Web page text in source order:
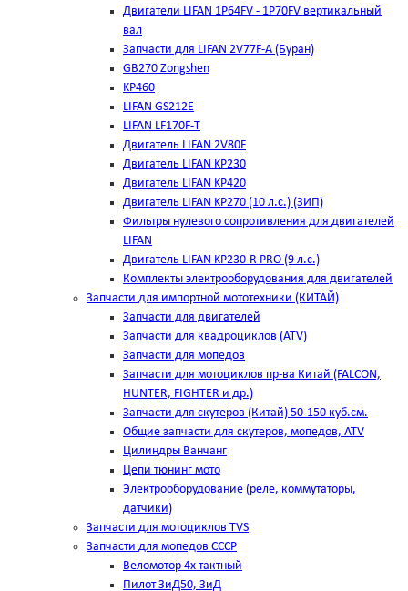
Двигатели LIFAN 1Р64FV - 1Р70FV вертикальный
вал
Запчасти для LIFAN 2V77F-A (Буран)
GB270 Zongshen
KP460
LIFAN GS212E
LIFAN LF170F-T
Двигатель LIFAN 2V80F
Двигатель LIFAN KP230
Двигатель LIFAN KP420
Двигатель LIFAN KP270 (10 л.с.) (ЗИП)
Фильтры нулевого сопротивления для двигателей
LIFAN
Двигатель LIFAN KP230-R PRO (9 л.с.)
Комплекты электрооборудования для двигателей
Запчасти для импортной мототехники (КИТАЙ)
Запчасти для двигателей
Запчасти для квадроциклов (ATV)
Запчасти для мопедов
Запчасти для мотоциклов пр-ва Китай (FALCON,
HUNTER, FIGHTER и др.)
Запчасти для скутеров (Китай) 50-150 куб.см.
Общие запчасти для скутеров, мопедов, ATV
Цилиндры Ванчанг
Цепи тюнинг мото
Электрооборудование (реле, коммутаторы,
датчики)
Запчасти для мотоциклов TVS
Запчасти для мопедов СССР
Веломотор 4х тактный
Пилот ЗиД50, ЗиД